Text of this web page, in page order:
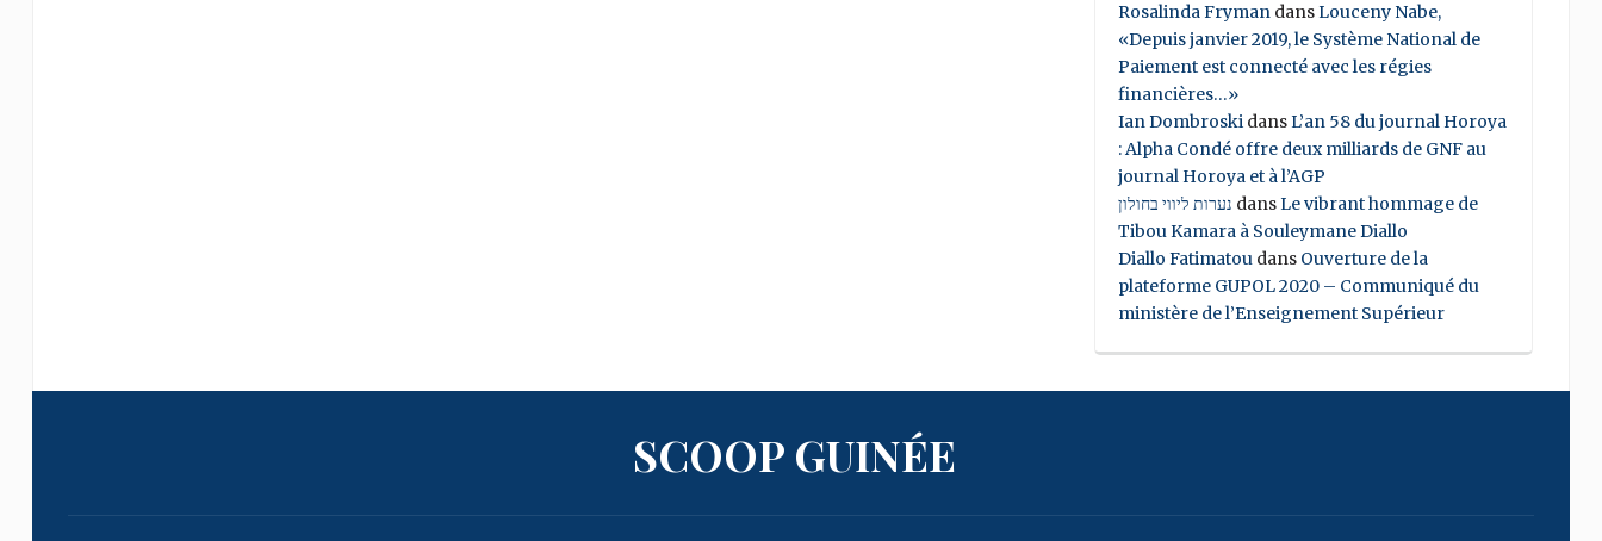
Rosalinda FrymandansLouceny Nabe,
«Depuis janvier 2019, le Système National de
Paiement est connecté avec les régies
financières…»
Ian DombroskidansL’an 58 du journal Horoya
: Alpha Condé offre deux milliards de GNF au
journal Horoya et à l’AGP
נערות ליווי בחולון dansLe vibrant hommage de
Tibou Kamara à Souleymane Diallo
Diallo Fatimatoudans Ouverture de la
plateforme GUPOL 2020 – Communiqué du
ministère de l’Enseignement Supérieur
SCOOP GUINÉE